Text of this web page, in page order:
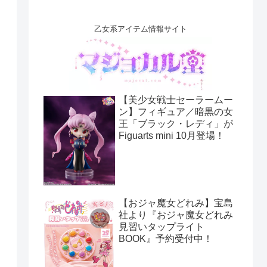
乙女系アイテム情報サイト
【美少女戦士セーラームー
ン】フィギュア／暗黒の女
王「ブラック・レディ」が
Figuarts mini 10月登場！
【おジャ魔女どれみ】宝島
社より『おジャ魔女どれみ
見習いタップライト
BOOK』予約受付中！